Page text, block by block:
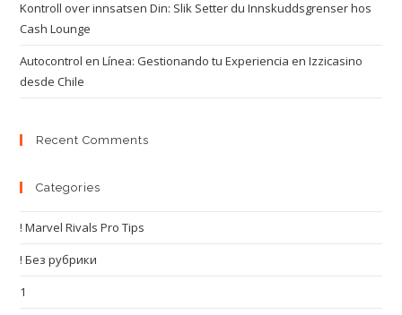
Kontroll over innsatsen Din: Slik Setter du Innskuddsgrenser hos
Cash Lounge
Autocontrol en Línea: Gestionando tu Experiencia en Izzicasino
desde Chile
Recent Comments
Categories
! Marvel Rivals Pro Tips
! Без рубрики
1